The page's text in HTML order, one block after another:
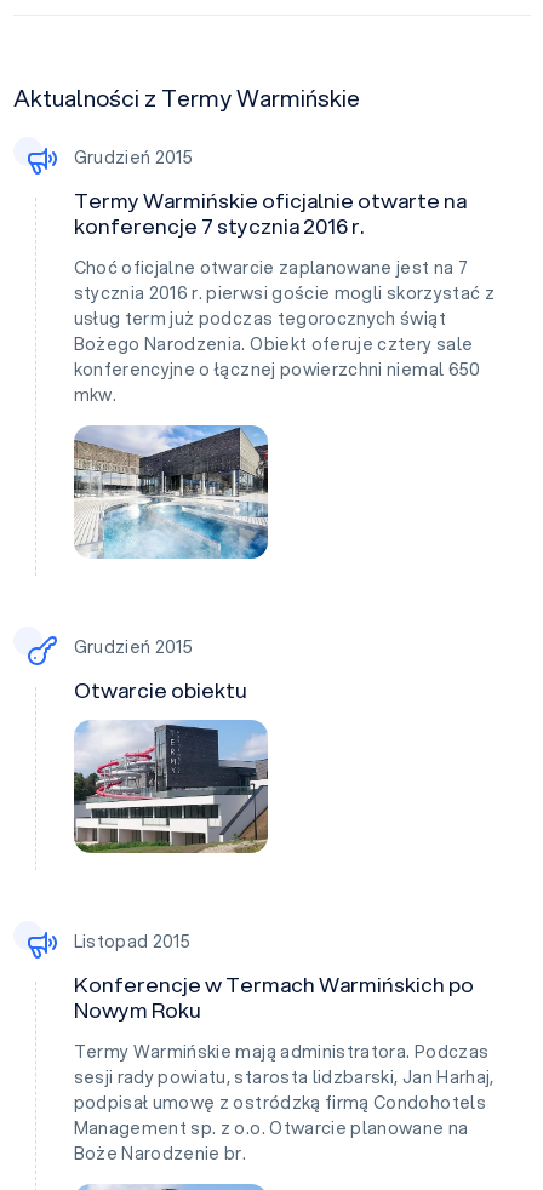
Aktualności z Termy Warmińskie
Grudzień 2015
Termy Warmińskie oficjalnie otwarte na
konferencje 7 stycznia 2016 r.
Choć oficjalne otwarcie zaplanowane jest na 7
stycznia 2016 r. pierwsi goście mogli skorzystać z
usług term już podczas tegorocznych świąt
Bożego Narodzenia. Obiekt oferuje cztery sale
konferencyjne o łącznej powierzchni niemal 650
mkw.
Grudzień 2015
Otwarcie obiektu
Listopad 2015
Konferencje w Termach Warmińskich po
Nowym Roku
Termy Warmińskie mają administratora. Podczas
sesji rady powiatu, starosta lidzbarski, Jan Harhaj,
podpisał umowę z ostródzką firmą Condohotels
Management sp. z o.o. Otwarcie planowane na
Boże Narodzenie br.